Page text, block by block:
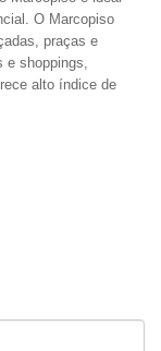
O Marcopiso
praças e
e shoppings,
alto índice de